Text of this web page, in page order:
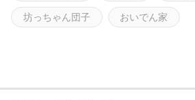
坊っちゃん団子 おいでん家